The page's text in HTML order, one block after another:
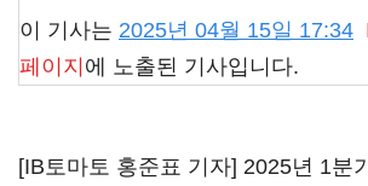
이 기사는 2025년 04월 15일 17:34
페이지 에 노출된 기사입니다.
[IB토마토 홍준표 기자] 2025년 1분